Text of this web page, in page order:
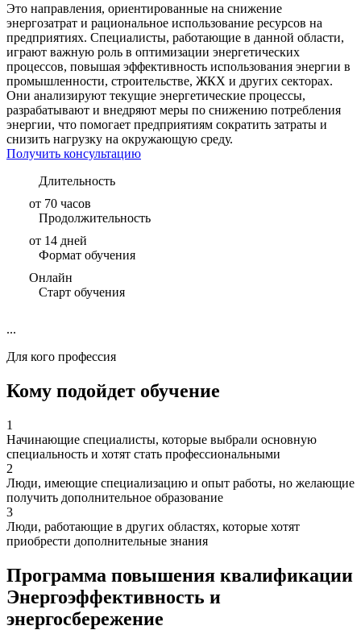
Это направления, ориентированные на снижение
энергозатрат и рациональное использование ресурсов на
предприятиях. Специалисты, работающие в данной области,
играют важную роль в оптимизации энергетических
процессов, повышая эффективность использования энергии в
промышленности, строительстве, ЖКХ и других секторах.
Они анализируют текущие энергетические процессы,
разрабатывают и внедряют меры по снижению потребления
энергии, что помогает предприятиям сократить затраты и
снизить нагрузку на окружающую среду.
Получить консультацию
Длительность
от 70 часов
Продолжительность
от 14 дней
Формат обучения
Онлайн
Старт обучения
...
Для кого профессия
Кому подойдет обучение
1
Начинающие специалисты, которые выбрали основную
специальность и хотят стать профессиональными
2
Люди, имеющие специализацию и опыт работы, но желающие
получить дополнительное образование
3
Люди, работающие в других областях, которые хотят
приобрести дополнительные знания
Программа повышения квалификации
Энергоэффективность и
энергосбережение